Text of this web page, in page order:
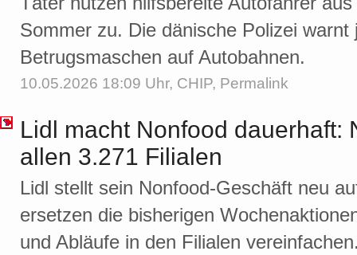
Sommer zu. Die dänische Polizei warnt
Betrugsmaschen auf Autobahnen.
10.05.2026 18:09 Uhr, CHIP, Permalink
Lidl macht Nonfood dauerhaft:
allen 3.271 Filialen
Lidl stellt sein Nonfood-Geschäft neu
ersetzen die bisherigen
und Abläufe in den Filialen